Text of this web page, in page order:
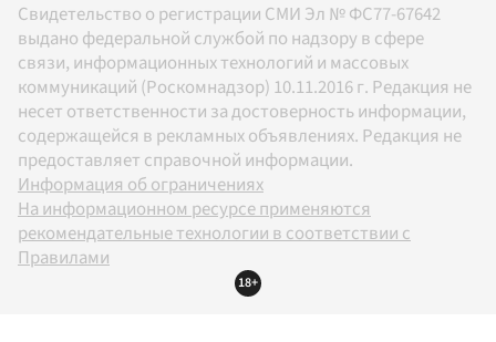
Свидетельство о регистрации СМИ Эл № ФС77-67642
выдано федеральной службой по надзору в сфере
связи, информационных технологий и массовых
коммуникаций (Роскомнадзор) 10.11.2016 г. Редакция не
несет ответственности за достоверность информации,
содержащейся в рекламных объявлениях. Редакция не
предоставляет справочной информации.
Информация об ограничениях
На информационном ресурсе применяются
рекомендательные технологии в соответствии с
Правилами
18+